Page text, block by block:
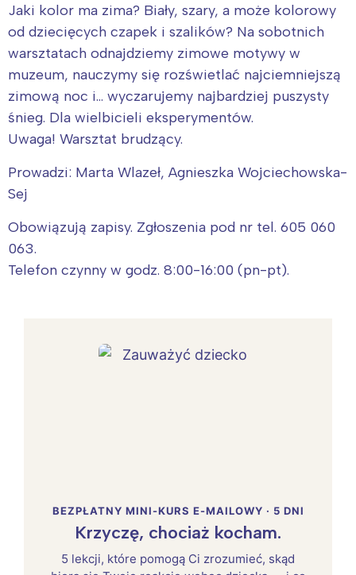
Jaki kolor ma zima? Biały, szary, a może kolorowy
od dziecięcych czapek i szalików? Na sobotnich
warsztatach odnajdziemy zimowe motywy w
muzeum, nauczymy się rozświetlać najciemniejszą
zimową noc i… wyczarujemy najbardziej puszysty
śnieg. Dla wielbicieli eksperymentów.
Uwaga! Warsztat brudzący.
Prowadzi: Marta Wlazeł, Agnieszka Wojciechowska-
Sej
Obowiązują zapisy. Zgłoszenia pod nr tel. 605 060
063.
Telefon czynny w godz. 8:00-16:00 (pn-pt).
BEZPŁATNY MINI-KURS E-MAILOWY · 5 DNI
Krzyczę, chociaż kocham.
5 lekcji, które pomogą Ci zrozumieć, skąd